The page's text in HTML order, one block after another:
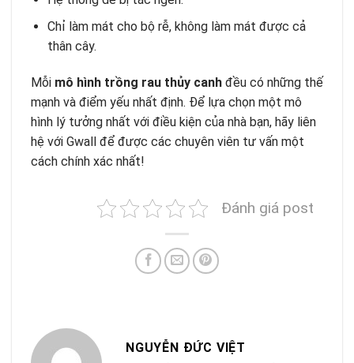
Chỉ làm mát cho bộ rễ, không làm mát được cả
thân cây.
Mỗi mô hình trồng rau thủy canh đều có những thế
mạnh và điểm yếu nhất định. Để lựa chọn một mô
hình lý tưởng nhất với điều kiện của nhà bạn, hãy liên
hệ với Gwall để được các chuyên viên tư vấn một
cách chính xác nhất!
Đánh giá post
NGUYỄN ĐỨC VIỆT